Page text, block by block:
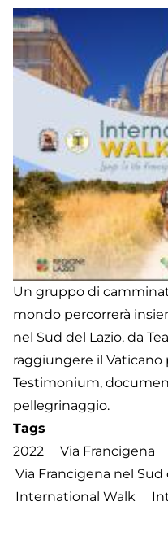
Un gruppo di
mondo percorrerà
nel Sud del Lazio, da
raggiungere il Vaticano
Testimonium,
pellegrinaggio.
Tags
2022
Via Francigena
Via Francigena nel Sud
International Walk